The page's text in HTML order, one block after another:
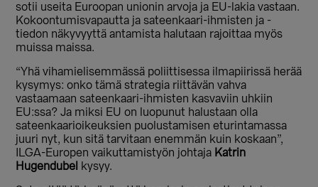
sotii useita Euroopan unionin arvoja ja EU-lakia vastaan.
Kokoontumisvapautta ja sateenkaari-ihmisten ja -
tiedon näkyvyyttä antamista halutaan rajoittaa myös
muissa maissa.
“Yhä vihamielisemmässä poliittisessa ilmapiirissä herää
kysymys: onko tämä strategia riittävän vahva
vastaamaan sateenkaari-ihmisten kasvaviin uhkiin
EU:ssa? Ja miksi EU on luopunut halustaan olla
sateenkaarioikeuksien puolustamisen eturintamassa
juuri nyt, kun sitä tarvitaan enemmän kuin koskaan”,
ILGA-Europen vaikuttamistyön johtaja Katrin
Hugendubel
kysyy.